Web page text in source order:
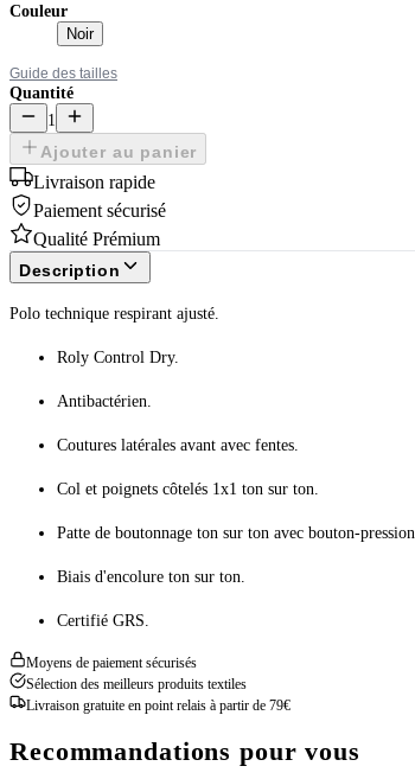
Couleur
Noir
Guide des tailles
Quantité
1
Ajouter au panier
Livraison rapide
Paiement sécurisé
Qualité Prémium
Description
Polo technique respirant ajusté.
Roly Control Dry.
Antibactérien.
Coutures latérales avant avec fentes.
Col et poignets côtelés 1x1 ton sur ton.
Patte de boutonnage ton sur ton avec bouton-pression.
Biais d'encolure ton sur ton.
Certifié GRS.
Moyens de paiement sécurisés
Sélection des meilleurs produits textiles
Livraison gratuite en point relais à partir de 79€
Recommandations pour vous